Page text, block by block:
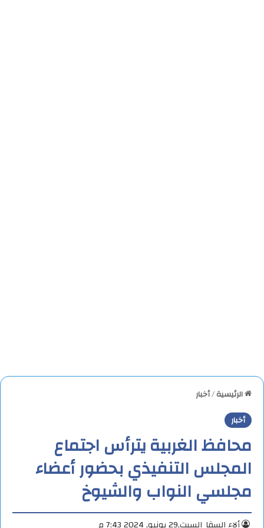
الرئيسية/أخبار
أخبار
محافظ الغربية يترأس اجتماع
المجلس التنفيذي بحضور أعضاء
مجلسي النواب والشيوخ